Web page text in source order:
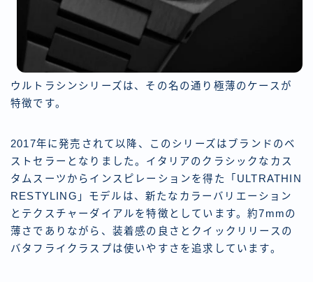
ウルトラシンシリーズは、その名の通り極薄のケースが
特徴です。
2017年に発売されて以降、このシリーズはブランドのベ
ストセラーとなりました。イタリアのクラシックなカス
タムスーツからインスピレーションを得た「ULTRATHIN
RESTYLING」モデルは、新たなカラーバリエーション
とテクスチャーダイアルを特徴としています。約7mmの
薄さでありながら、装着感の良さとクイックリリースの
バタフライクラスプは使いやすさを追求しています。